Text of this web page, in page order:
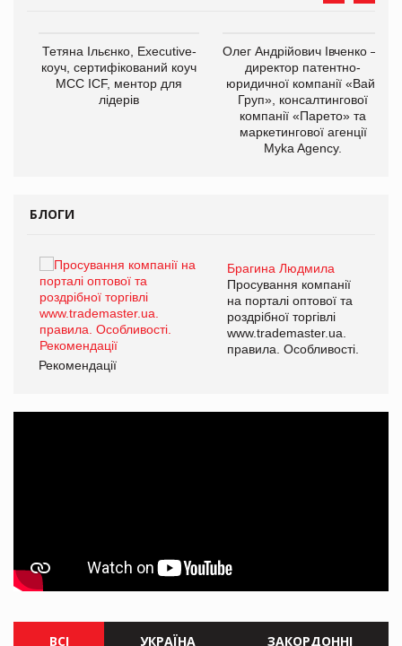
Тетяна Ільєнко, Executive-
коуч, сертифікований коуч
МСС ICF, ментор для
лідерів
Олег Андрійович Івченко —
директор патентно-
юридичної компанії «Вайз
Груп», консалтингової
компанії «Парето» та
маркетингової агенції
Myka Agency.
БЛОГИ
Брагина Людмила
Просування компанії
на порталі оптової та
роздрібної торгівлі
www.trademaster.ua.
правила. Особливості.
Рекомендації
ВСІ УКРАЇНА ЗАКОРДОННІ